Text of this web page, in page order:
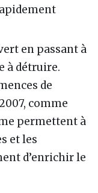
en passant à
à détruire.
de
comme
permettent à
et les
d’enrichir le